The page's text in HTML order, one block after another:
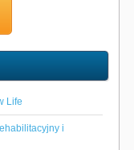
Life
i